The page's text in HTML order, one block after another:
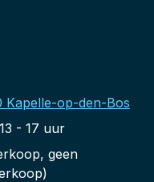
Kapelle-op-den-Bos
- 17 uur
geen